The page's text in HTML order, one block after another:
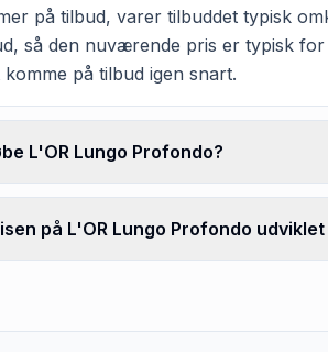
på tilbud, varer tilbuddet typisk
så den nuværende pris er typisk
på tilbud igen snart.
L'OR Lungo Profondo?
på L'OR Lungo Profondo udviklet